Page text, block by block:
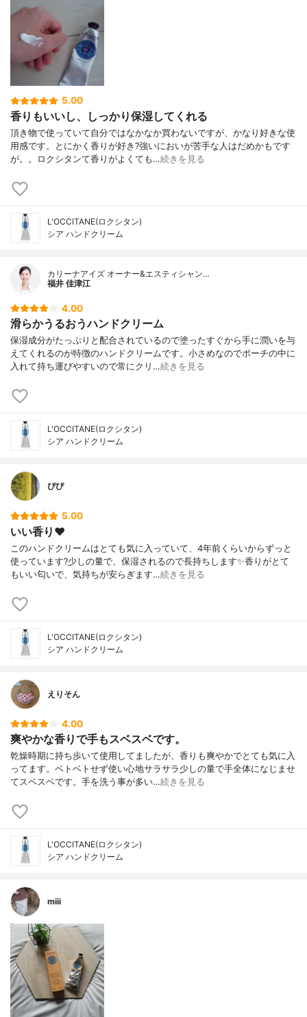
5.00
香りもいいし、しっかり保湿してくれる
頂き物で使っていて自分ではなかなか買わないですが、かなり好きな使
用感です。とにかく香りが好き?強いにおいが苦手な人はだめかもです
が。。ロクシタンて香りがよくても…続きを見る
L'OCCITANE(ロクシタン)
シア ハンドクリーム
カリーナアイズ オーナー&エスティシャン…
福井 佳津江
4.00
滑らかうるおうハンドクリーム
保湿成分がたっぷりと配合されているので塗ったすぐから手に潤いを与
えてくれるのが特徴のハンドクリームです。小さめなのでポーチの中に
入れて持ち運びやすいので常にクリ…続きを見る
L'OCCITANE(ロクシタン)
シア ハンドクリーム
ぴぴ
5.00
いい香り❤︎
このハンドクリームはとても気に入っていて、4年前くらいからずっと
使っています?少しの量で、保湿されるので長持ちします✨香りがとて
もいい匂いで、気持ちが安らぎます…続きを見る
L'OCCITANE(ロクシタン)
シア ハンドクリーム
えりそん
4.00
爽やかな香りで手もスベスベです。
乾燥時期に持ち歩いて使用してましたが、香りも爽やかでとても気に入
ってます。ベトベトせず使い心地サラサラ少しの量で手全体になじませ
てスベスベです。手を洗う事が多い…続きを見る
L'OCCITANE(ロクシタン)
シア ハンドクリーム
miii